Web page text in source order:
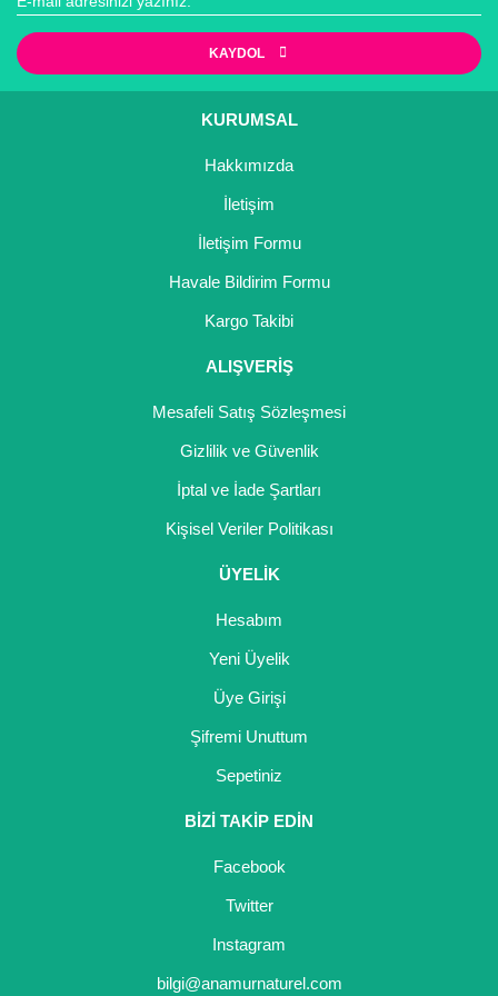
Bu ürüne benzer farklı alternatifler olmalı.
KAYDOL
KURUMSAL
Hakkımızda
İletişim
İletişim Formu
Havale Bildirim Formu
Kargo Takibi
ALIŞVERİŞ
Mesafeli Satış Sözleşmesi
Gizlilik ve Güvenlik
İptal ve İade Şartları
Kişisel Veriler Politikası
ÜYELİK
Hesabım
Yeni Üyelik
Üye Girişi
Şifremi Unuttum
Sepetiniz
BİZİ TAKİP EDİN
Facebook
Twitter
Instagram
bilgi@anamurnaturel.com